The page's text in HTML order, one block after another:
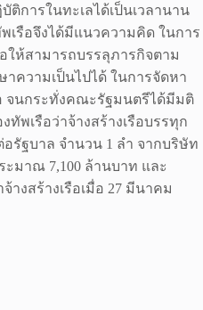
ติการในทะเลได้เป็นเวลานาน
รือจึงได้มีแนวความคิด ในการ
ให้สามารถบรรลุภารกิจตาม
ความเป็นไปได้ ในการจัดหา
จนกระทั่งคณะรัฐมนตรีได้มีมติ
ทัพเรือว่าจ้างสร้างเรือบรรทุก
รัฐบาล จำนวน 1 ลำ จากบริษัท
ะมาณ 7,100 ล้านบาท และ
งสร้างเรือเมื่อ 27 มีนาคม